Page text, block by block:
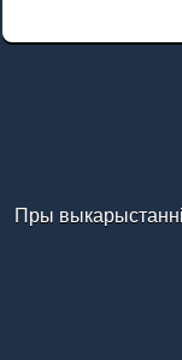
Пры